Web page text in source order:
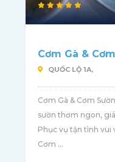
Cơm Gà &
QUỐC LỘ 1A,
Cơm Gà & Cơm
sườn thơm ngon,
Phục vụ tận tình vui
Cơm ...